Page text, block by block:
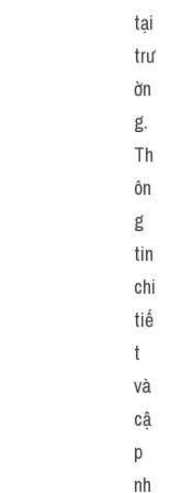
tại
trư
ờn
g.
Th
ôn
g
tin
chi
tiế
t
và
cậ
p
nh